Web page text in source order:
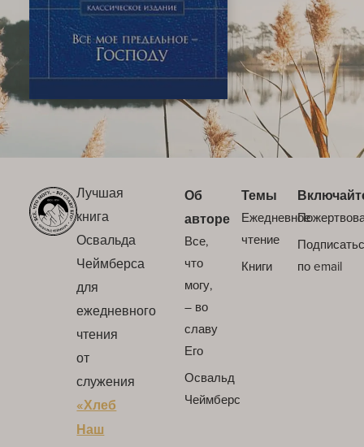
Лучшая
книга
Освальда
Чеймберса
для
ежедневного
чтения
от
служения
«Хлеб
Наш
Об
авторе
Все,
что
могу,
– во
славу
Его
Освальд
Чеймберс
Темы
Ежедневное
чтение
Книги
по email